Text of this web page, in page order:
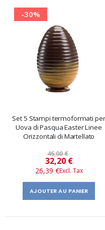
-30%
Set 5 Stampi termoformati per
Uova di Pasqua Easter Linee
Orizzontali di Martellato
46,00 €
Prix
​​
spécial
32,20 €
26,39 €
AJOUTER AU PANIER